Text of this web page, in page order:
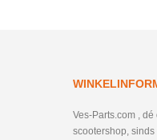
Ves-Parts.com ,
scootershop, sinds